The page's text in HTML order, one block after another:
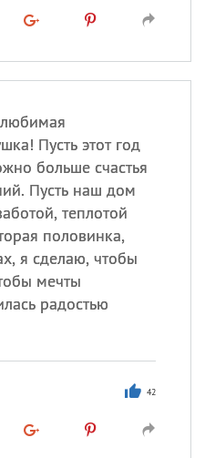
Пусть этот год
больше счастья
Пусть наш дом
теплотой
половинка,
я сделаю, чтобы
мечты
радостью
42
значение